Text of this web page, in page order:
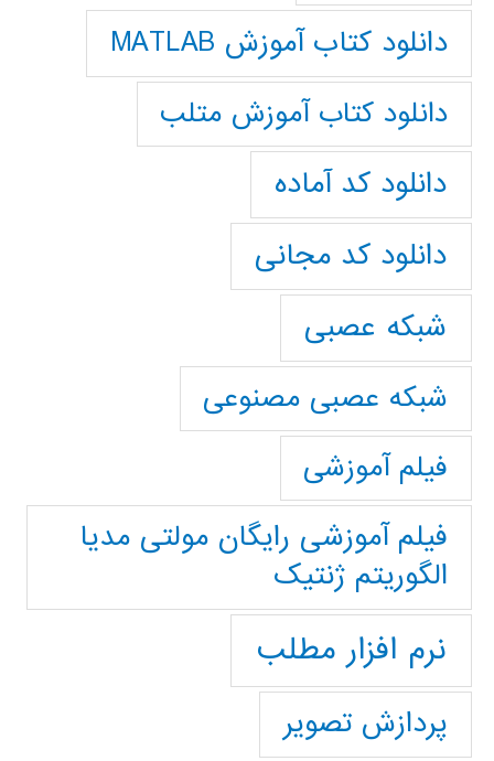
دانلود کتاب آموزش MATLAB
دانلود کتاب آموزش متلب
دانلود کد آماده
دانلود کد مجانی
شبکه عصبی
شبکه عصبی مصنوعی
فیلم آموزشی
فیلم آموزشی رایگان مولتی مدیا
الگوریتم ژنتیک
نرم افزار مطلب
پردازش تصویر